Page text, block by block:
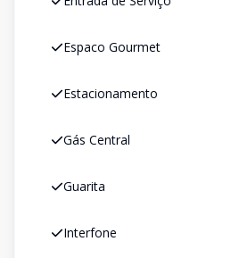
Espaco Gourmet
Estacionamento
Gás Central
Guarita
Interfone